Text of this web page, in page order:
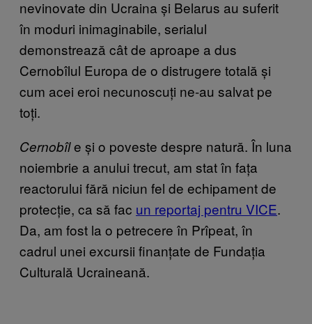
nevinovate din Ucraina și Belarus au suferit
în moduri inimaginabile, serialul
demonstrează cât de aproape a dus
Cernobîlul Europa de o distrugere totală și
cum acei eroi necunoscuți ne-au salvat pe
toți.
Cernobîle și o poveste despre natură. În luna
noiembrie a anului trecut, am stat în fața
reactorului fără niciun fel de echipament de
protecție, ca să fac un reportaj pentru VICE.
Da, am fost la o petrecere în Prîpeat, în
cadrul unei excursii finanțate de Fundația
Culturală Ucraineană.